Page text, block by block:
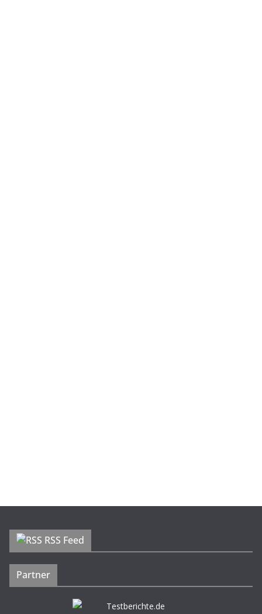
RSS Feed
Partner